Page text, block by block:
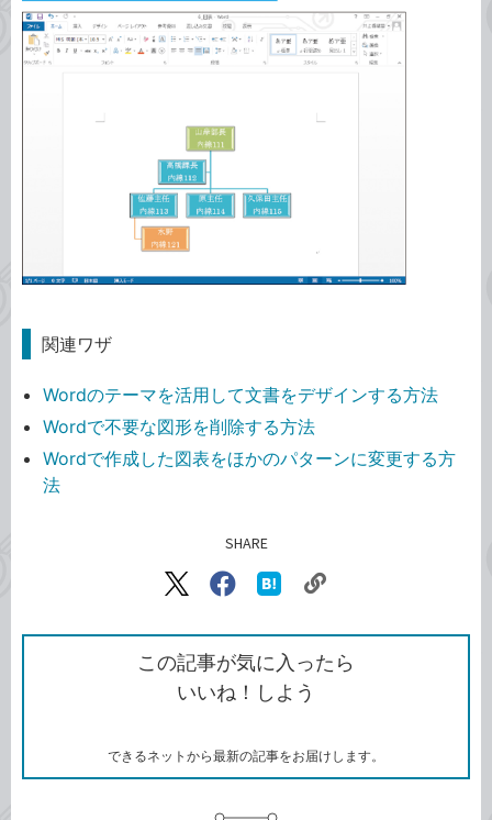
関連ワザ
Wordのテーマを活用して文書をデザインする方法
Wordで不要な図形を削除する方法
Wordで作成した図表をほかのパターンに変更する方
法
SHARE
X（旧
で
シ
ェ
ア
Facebook
シ
ェ
ア
な
ッ
ク
ク
ク
を
コ
この記事が気に入ったら
いいね！しよう
できるネットから最新の記事をお届けします。